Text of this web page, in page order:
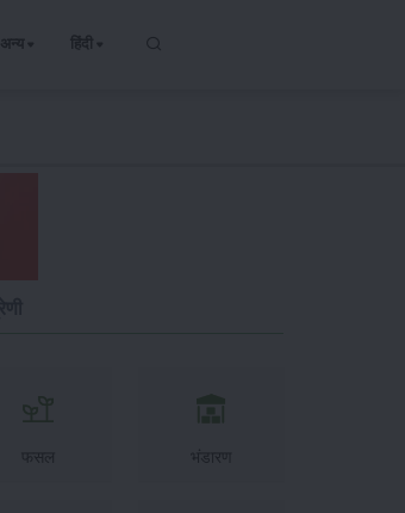
अन्य हिंदी
फसल भंडारण